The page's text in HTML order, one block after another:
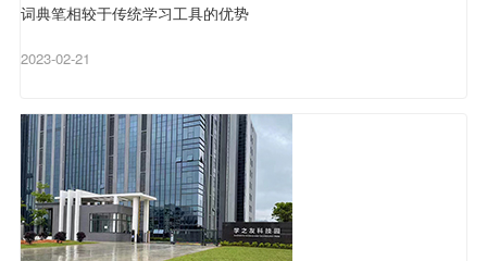
词典笔相较于传统学习工具的优势
2023-02-21